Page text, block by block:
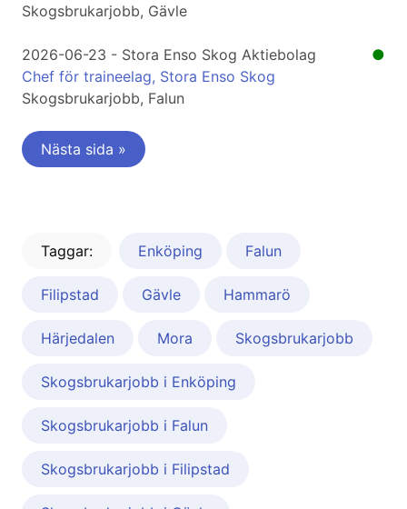
Skogsbrukarjobb, Gävle
●
2026-06-23 - Stora Enso Skog Aktiebolag
Chef för traineelag, Stora Enso Skog
Skogsbrukarjobb, Falun
Nästa sida »
Taggar: Enköping Falun
Filipstad Gävle Hammarö
Härjedalen Mora Skogsbrukarjobb
Skogsbrukarjobb i Enköping
Skogsbrukarjobb i Falun
Skogsbrukarjobb i Filipstad